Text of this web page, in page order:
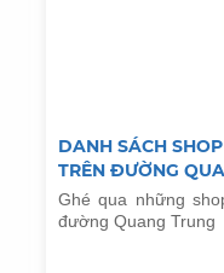
DANH SÁCH
TRÊN ĐƯỜNG
Ghé qua những
đường Quang Trung